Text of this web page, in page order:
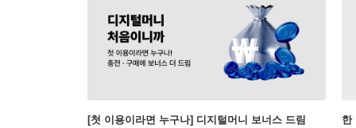
[첫 이용이라면 누구나] 디지털머니 보너스 드림 한